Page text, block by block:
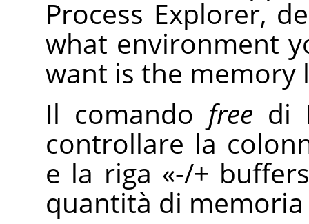
Process Explorer,
what environment
want is the memory
Il comando free di
controllare la
e la riga «-/+
quantità di